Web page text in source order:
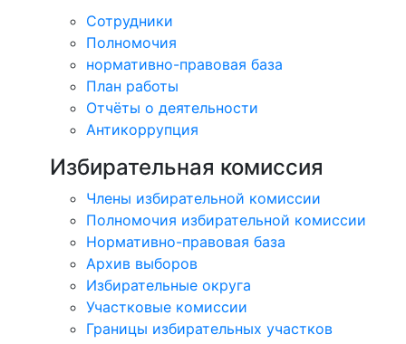
Сотрудники
Полномочия
нормативно-правовая база
План работы
Отчёты о деятельности
Антикоррупция
Избирательная комиссия
Члены избирательной комиссии
Полномочия избирательной комиссии
Нормативно-правовая база
Архив выборов
Избирательные округа
Участковые комиссии
Границы избирательных участков